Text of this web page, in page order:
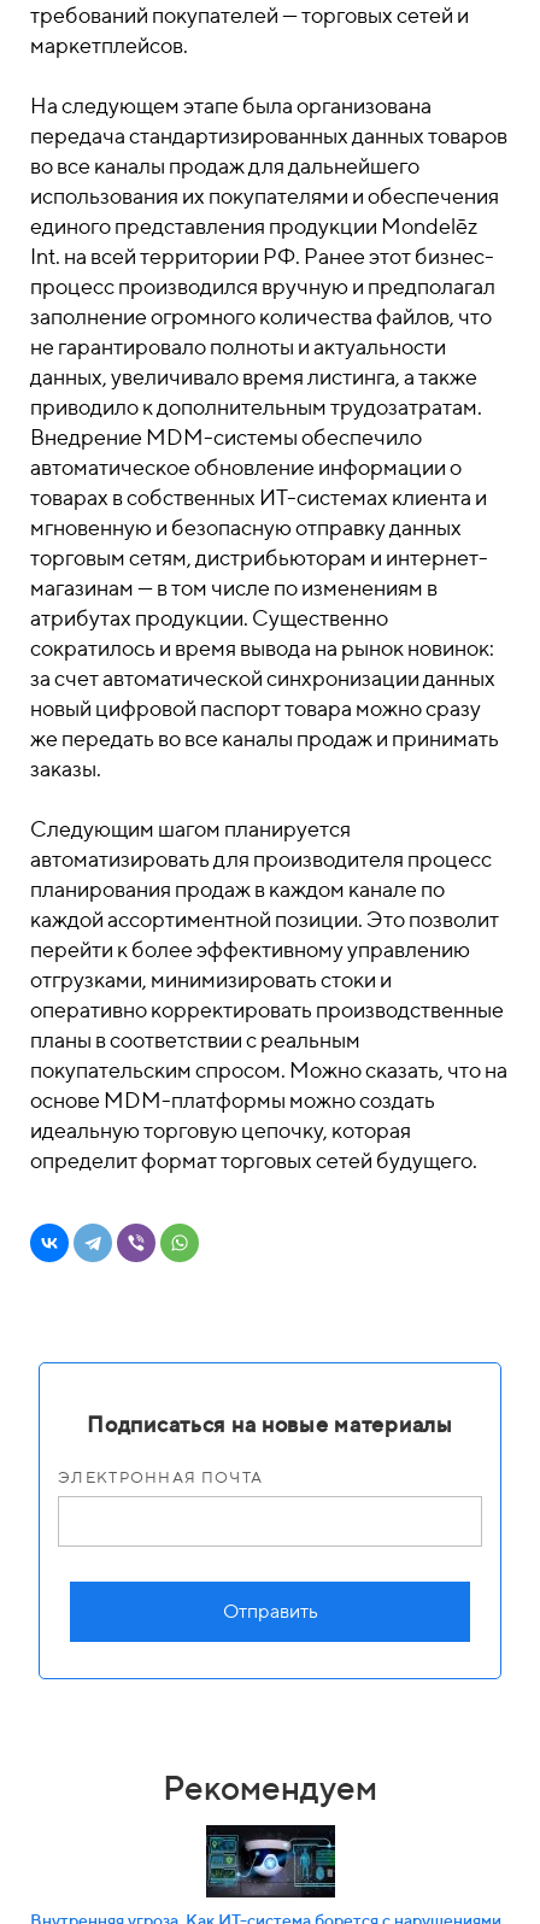
требований покупателей — торговых сетей и
маркетплейсов.
На следующем этапе была организована
передача стандартизированных данных товаров
во все каналы продаж для дальнейшего
использования их покупателями и обеспечения
единого представления продукции Mondelēz
Int. на всей территории РФ. Ранее этот бизнес-
процесс производился вручную и предполагал
заполнение огромного количества файлов, что
не гарантировало полноты и актуальности
данных, увеличивало время листинга, а также
приводило к дополнительным трудозатратам.
Внедрение MDM-системы обеспечило
автоматическое обновление информации о
товарах в собственных ИТ-системах клиента и
мгновенную и безопасную отправку данных
торговым сетям, дистрибьюторам и интернет-
магазинам — в том числе по изменениям в
атрибутах продукции. Существенно
сократилось и время вывода на рынок новинок:
за счет автоматической синхронизации данных
новый цифровой паспорт товара можно сразу
же передать во все каналы продаж и принимать
заказы.
Следующим шагом планируется
автоматизировать для производителя процесс
планирования продаж в каждом канале по
каждой ассортиментной позиции. Это позволит
перейти к более эффективному управлению
отгрузками, минимизировать стоки и
оперативно корректировать производственные
планы в соответствии с реальным
покупательским спросом. Можно сказать, что на
основе MDM-платформы можно создать
идеальную торговую цепочку, которая
определит формат торговых сетей будущего.
Подписаться на новые материалы
ЭЛЕКТРОННАЯ ПОЧТА
Отправить
Рекомендуем